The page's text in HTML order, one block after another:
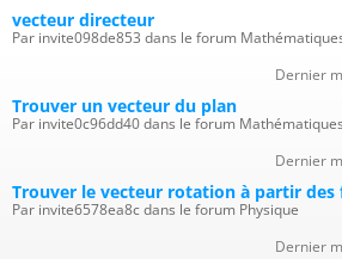
vecteur directeur
Par invite098de853 dans le forum
Dernier
Trouver un vecteur du plan
Par invite0c96dd40 dans le forum
Dernier
Trouver le vecteur rotation à partir des
Par invite6578ea8c dans le forum Physique
Dernier